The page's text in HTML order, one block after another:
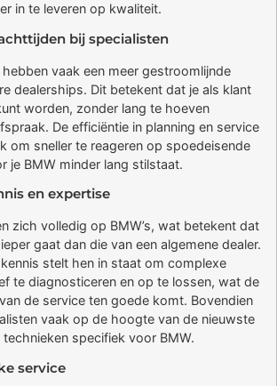
in te leveren op kwaliteit.
bij specialisten
vaak een meer gestroomlijnde
dealerships. Dit betekent dat je als klant
worden, zonder lang te hoeven
De efficiëntie in planning en service
om sneller te reageren op spoedeisende
je BMW minder lang stilstaat.
en expertise
zich volledig op BMW’s, wat betekent dat
gaat dan die van een algemene dealer.
stelt hen in staat om complexe
te diagnosticeren en op te lossen, wat de
de service ten goede komt. Bovendien
vaak op de hoogte van de nieuwste
specifiek voor BMW.
service